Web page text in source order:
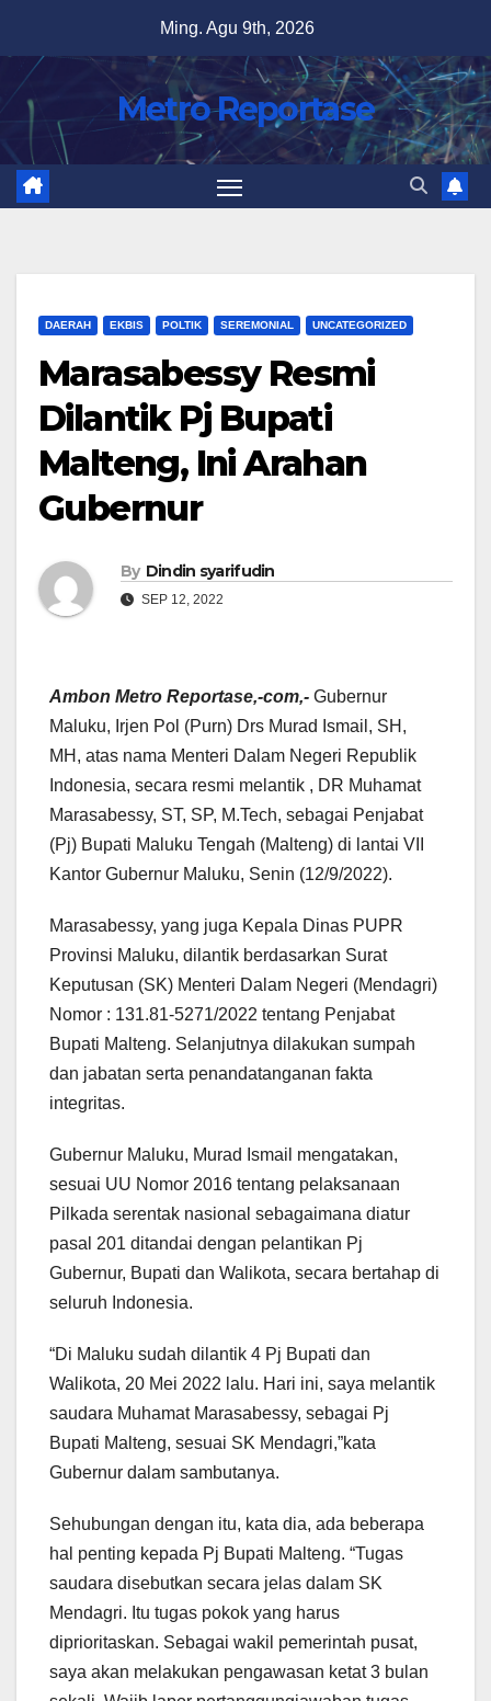
content
Ming. Agu 9th, 2026
Metro Reportase
DAERAH EKBIS POLTIK SEREMONIAL UNCATEGORIZED
Marasabessy Resmi
Dilantik Pj Bupati
Malteng, Ini Arahan
Gubernur
By Dindin syarifudin
SEP 12, 2022
Ambon Metro Reportase,-com,- Gubernur
Maluku, Irjen Pol (Purn) Drs Murad Ismail, SH,
MH, atas nama Menteri Dalam Negeri Republik
Indonesia, secara resmi melantik , DR Muhamat
Marasabessy, ST, SP, M.Tech, sebagai Penjabat
(Pj) Bupati Maluku Tengah (Malteng) di lantai VII
Kantor Gubernur Maluku, Senin (12/9/2022).
Marasabessy, yang juga Kepala Dinas PUPR
Provinsi Maluku, dilantik berdasarkan Surat
Keputusan (SK) Menteri Dalam Negeri (Mendagri)
Nomor : 131.81-5271/2022 tentang Penjabat
Bupati Malteng. Selanjutnya dilakukan sumpah
dan jabatan serta penandatanganan fakta
integritas.
Gubernur Maluku, Murad Ismail mengatakan,
sesuai UU Nomor 2016 tentang pelaksanaan
Pilkada serentak nasional sebagaimana diatur
pasal 201 ditandai dengan pelantikan Pj
Gubernur, Bupati dan Walikota, secara bertahap di
seluruh Indonesia.
“Di Maluku sudah dilantik 4 Pj Bupati dan
Walikota, 20 Mei 2022 lalu. Hari ini, saya melantik
saudara Muhamat Marasabessy, sebagai Pj
Bupati Malteng, sesuai SK Mendagri,”kata
Gubernur dalam sambutanya.
Sehubungan dengan itu, kata dia, ada beberapa
hal penting kepada Pj Bupati Malteng. “Tugas
saudara disebutkan secara jelas dalam SK
Mendagri. Itu tugas pokok yang harus
diprioritaskan. Sebagai wakil pemerintah pusat,
saya akan melakukan pengawasan ketat 3 bulan